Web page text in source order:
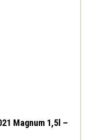
Magnum 1,5l –